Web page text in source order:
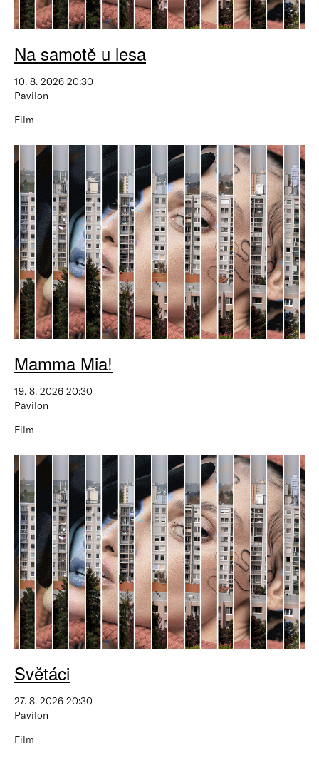
Na samotě u lesa
10. 8. 2026 20:30
Pavilon
Film
Mamma Mia!
19. 8. 2026 20:30
Pavilon
Film
Světáci
27. 8. 2026 20:30
Pavilon
Film